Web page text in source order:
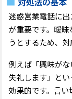
迷惑営業電話に
が重要です。曖
うとするため、
例えば「興味が
失礼します」と
効果的です。言